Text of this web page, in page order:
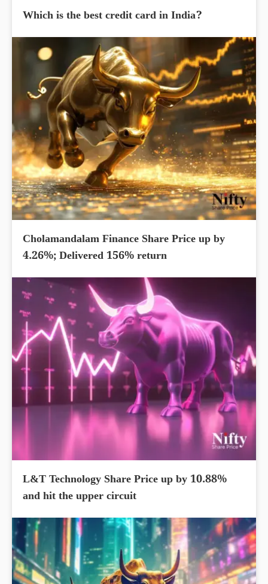
Which is the best credit card in India?
Cholamandalam Finance Share Price up by
4.26%; Delivered 156% return
L&T Technology Share Price up by 10.88%
and hit the upper circuit